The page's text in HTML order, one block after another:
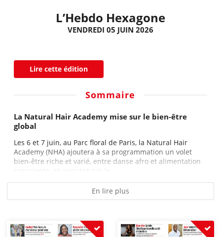
L’Hebdo Hexagone
VENDREDI 05 JUIN 2026
Lire cette édition
Sommaire
La Natural Hair Academy mise sur le bien-être
global
Les 6 et 7 juin, au Parc floral de Paris, la Natural Hair
Academy (NHA) ajoutera à sa programmation un volet
bien-être riche et varié, entre danse afro et alimentation
consciente, en passant par le...
En lire plus